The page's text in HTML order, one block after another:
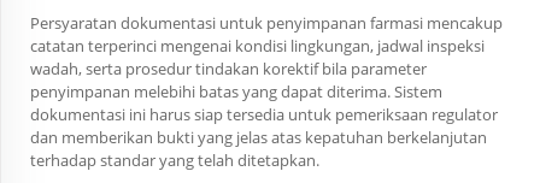
Persyaratan dokumentasi untuk penyimpanan farmasi mencakup
catatan terperinci mengenai kondisi lingkungan, jadwal inspeksi
wadah, serta prosedur tindakan korektif bila parameter
penyimpanan melebihi batas yang dapat diterima. Sistem
dokumentasi ini harus siap tersedia untuk pemeriksaan regulator
dan memberikan bukti yang jelas atas kepatuhan berkelanjutan
terhadap standar yang telah ditetapkan.